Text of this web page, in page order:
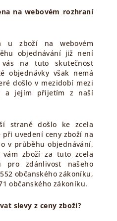
na webovém rozhraní
u zboží na webovém
objednávání již není
na tuto skutečnost
objednávky však nemá
došlo v mezidobí mezi
a jejím přijetím z naší
straně došlo ke zcela
uvedení ceny zboží na
v průběhu objednávání,
zboží za tuto zcela
pro zdánlivost našeho
občanského zákoníku,
občanského zákoníku.
slevy z ceny zboží?